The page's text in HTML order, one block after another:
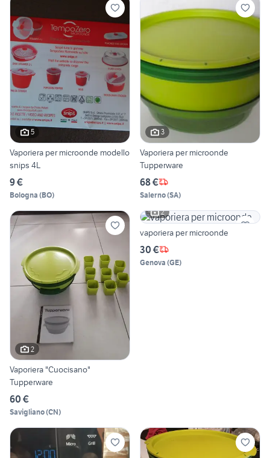
5
Vaporiera per microonde modello
snips 4L
9 €
Bologna (BO)
3
Vaporiera per microonde
Tupperware
68 €
Salerno(SA)
2
Vaporiera "Cuocisano"
Tupperware
60 €
Savigliano(CN)
2
vaporiera per microonde
30 €
Genova (GE)